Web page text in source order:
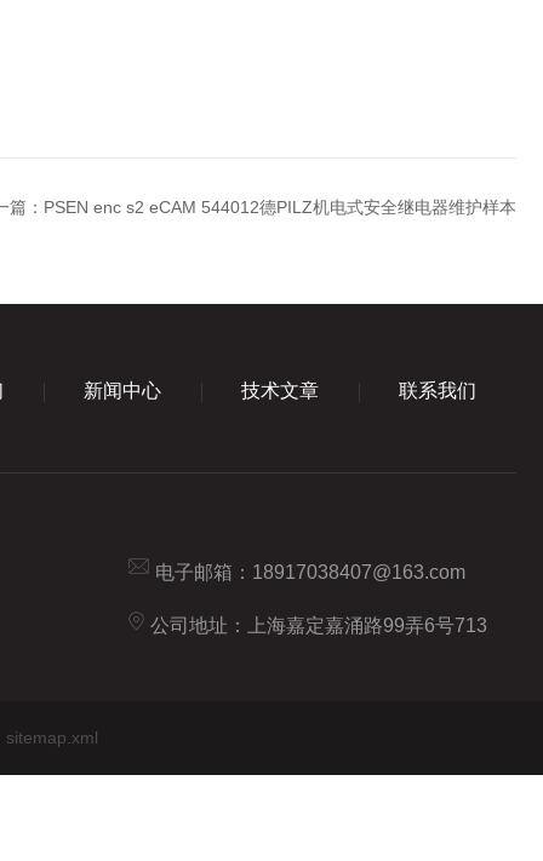
篇： PSEN enc s2 eCAM 544012德PILZ机电式安全继电器维护样本
新闻中心 技术文章 联系我们
电子邮箱： 18917038407@163.com
公司地址：上海嘉定嘉涌路99弄6号713
sitemap.xml